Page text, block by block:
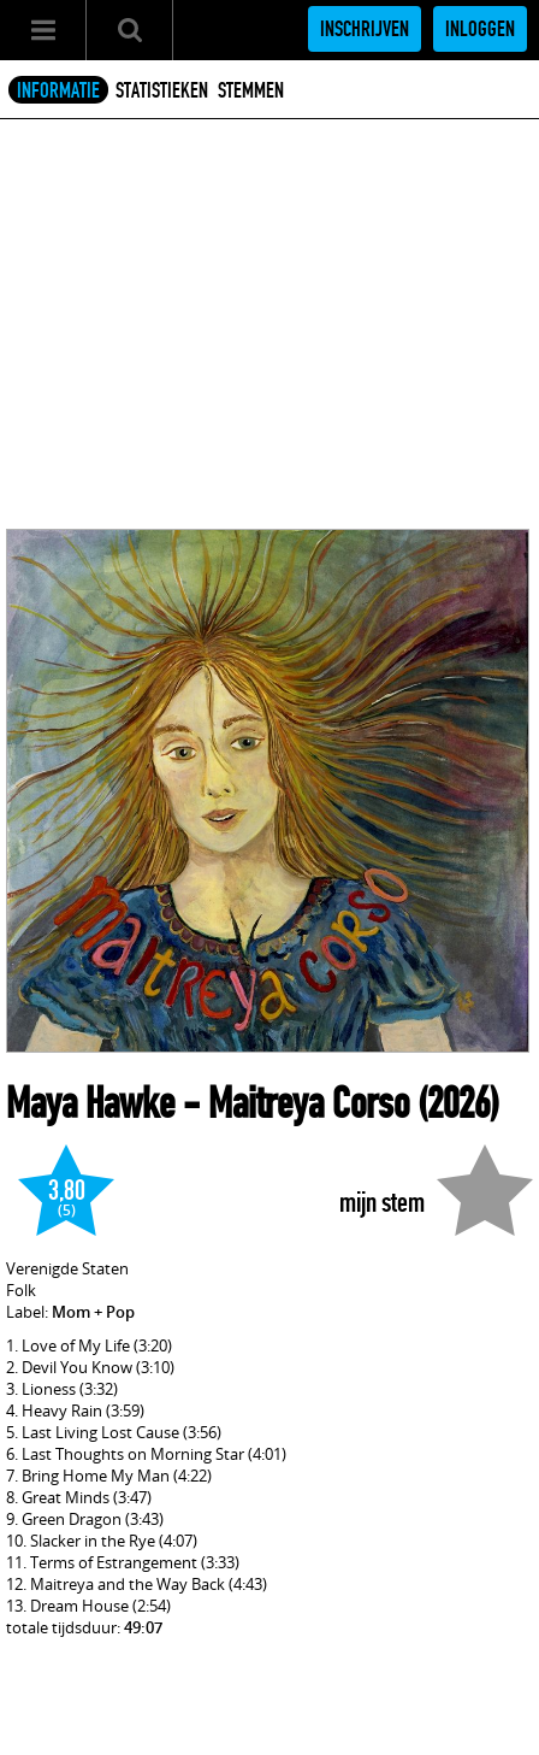
INSCHRIJVEN INLOGGEN
INFORMATIE STATISTIEKEN STEMMEN
Maya Hawke- Maitreya Corso(2026)
mijn stem
3,80
(5)
Verenigde Staten
Folk
Label: Mom + Pop
Love of My Life(3:20)
Devil You Know(3:10)
Lioness(3:32)
Heavy Rain (3:59)
Last Living Lost Cause(3:56)
Last Thoughts on Morning Star(4:01)
Bring Home My Man (4:22)
Great Minds(3:47)
Green Dragon (3:43)
Slacker in the Rye(4:07)
Terms of Estrangement(3:33)
Maitreya and the Way Back(4:43)
Dream House(2:54)
totale tijdsduur:49:07